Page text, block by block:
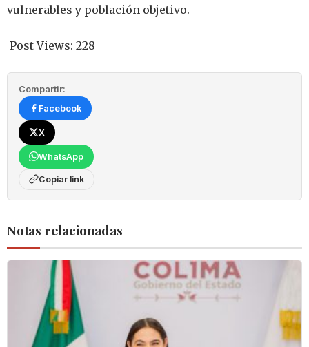
vulnerables y población objetivo.
Post Views: 228
Compartir:
Facebook
X
WhatsApp
Copiar link
Notas relacionadas